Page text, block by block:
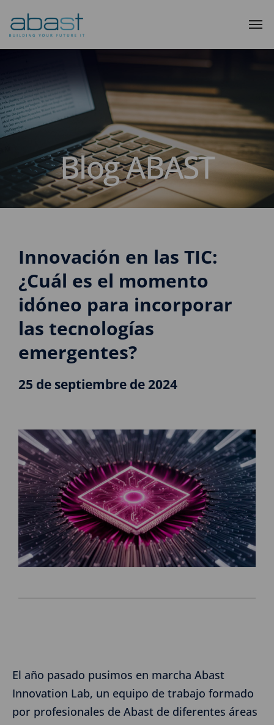
Blog ABAST
Innovación en las TIC:
¿Cuál es el momento
idóneo para incorporar
las tecnologías
emergentes?
25 de septiembre de 2024
El año pasado pusimos en marcha Abast
Innovation Lab, un equipo de trabajo formado
por profesionales de Abast de diferentes áreas